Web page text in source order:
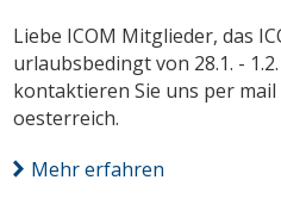
Liebe ICOM Mitglieder, das
urlaubsbedingt von 28.1. -
kontaktieren Sie uns per mail
oesterreich.
Mehr erfahren